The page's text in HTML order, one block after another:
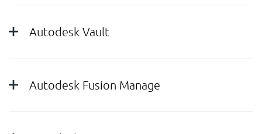
Autodesk Vault
Autodesk Fusion Manage